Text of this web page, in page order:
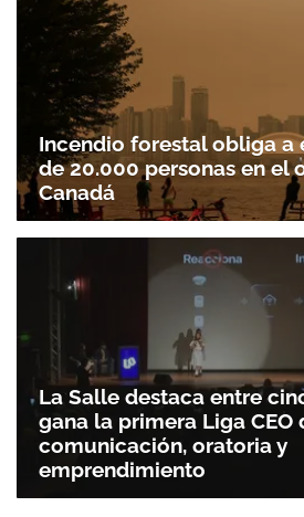
Incendio forestal obliga a
de 20.000 personas en el
Canadá
La Salle destaca entre
gana la primera Liga CEO
comunicación, oratoria y
emprendimiento